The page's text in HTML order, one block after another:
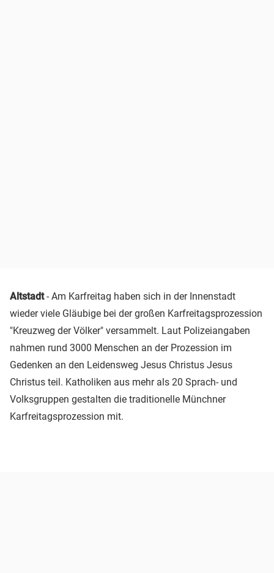
Altstadt- Am Karfreitag haben sich in der Innenstadt
wieder viele Gläubige bei der großen Karfreitagsprozession
"Kreuzweg der Völker" versammelt. Laut Polizeiangaben
nahmen rund 3000 Menschen an der Prozession im
Gedenken an den Leidensweg Jesus Christus Jesus
Christus teil. Katholiken aus mehr als 20 Sprach- und
Volksgruppen gestalten die traditionelle Münchner
Karfreitagsprozession mit.